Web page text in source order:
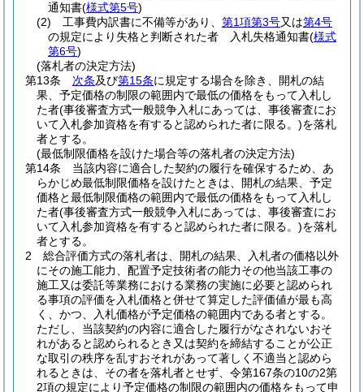
通知書(様式第5号)
(2)
工事費内訳書に不備等があり、 第1項第3号又は第4号
の規定により失格と判断された者 入札失格通知書(様式
第6号)
(落札者の決定方法)
第13条
次条及び第15条に規定する場合を除き、開札の結
果、予定価格の制限の範囲内で最低の価格をもって入札し
た者(事後審査方式一般競争入札にあっては、事後審査にお
いて入札参加資格を有すると認められた者に限る。)を落札
者とする。
(最低制限価格を設けた場合等の落札者の決定方法)
第14条
当該内容に適合した契約の履行を確保するため、あ
らかじめ最低制限価格を設けたときは、開札の結果、予定
価格と最低制限価格の範囲内で最低の価格をもって入札し
た者(事後審査方式一般競争入札にあっては、事後審査にお
いて入札参加資格を有すると認められた者に限る。)を落札
者とする。
2
総合評価方式の落札者は、開札の結果、入札者の価格以外
にその施工能力、配置予定技術者の能力その他当該工事の
施工又は委託等業務における業務の実施に必要と認められ
る事項の評価を入札価格と併せて算定した評価値が最も高
く、かつ、入札価格が予定価格の範囲内である者とする。
ただし、当該契約の内容に適合した履行がなされないおそ
れがあると認められるとき又は契約を締結することが公正
な取引の秩序を乱すおそれがあって著しく不適当と認めら
れるときは、その者を落札者とせず、令第167条の10の2第
2項の規定により予定価格の制限の範囲内の価格をもって申